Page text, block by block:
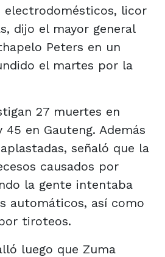
electrodomésticos, licor
dijo el mayor general
Peters en un
el martes por la
27 muertes en
en Gauteng. Además
señaló que la
causados por
la gente intentaba
automáticos, así como
tiroteos.
luego que Zuma